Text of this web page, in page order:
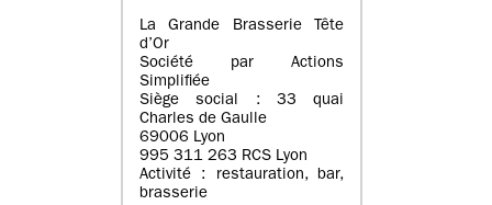
La Grande Brasserie Tête
d’Or
Société par Actions
Simplifiée
Siège social : 33 quai
Charles de Gaulle
69006 Lyon
995 311 263 RCS Lyon
Activité : restauration, bar,
brasserie